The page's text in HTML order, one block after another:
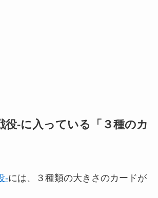
役-に入っている「３種のカ
-には、３種類の大きさのカードが